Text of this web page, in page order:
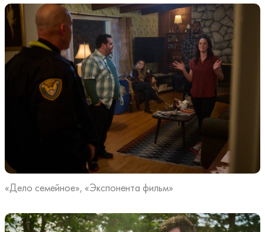
«Дело семейное», «Экспонента фильм»